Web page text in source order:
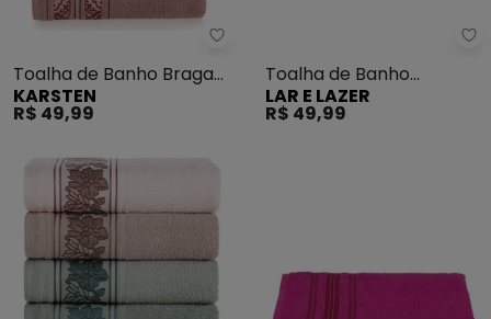
Karsten - Toalha de Banho
Toalha de Banho Braga
(Cinza Escuro)
KARSTEN
R$ 49,99
Toalha de Banho
Hortência (Pérola)
LAR E LAZER
R$ 49,99